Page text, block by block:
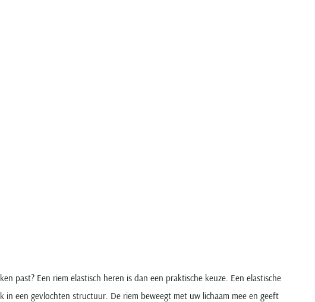
past? Een riem elastisch heren is dan een praktische keuze. Een elastische
een gevlochten structuur. De riem beweegt met uw lichaam mee en geeft